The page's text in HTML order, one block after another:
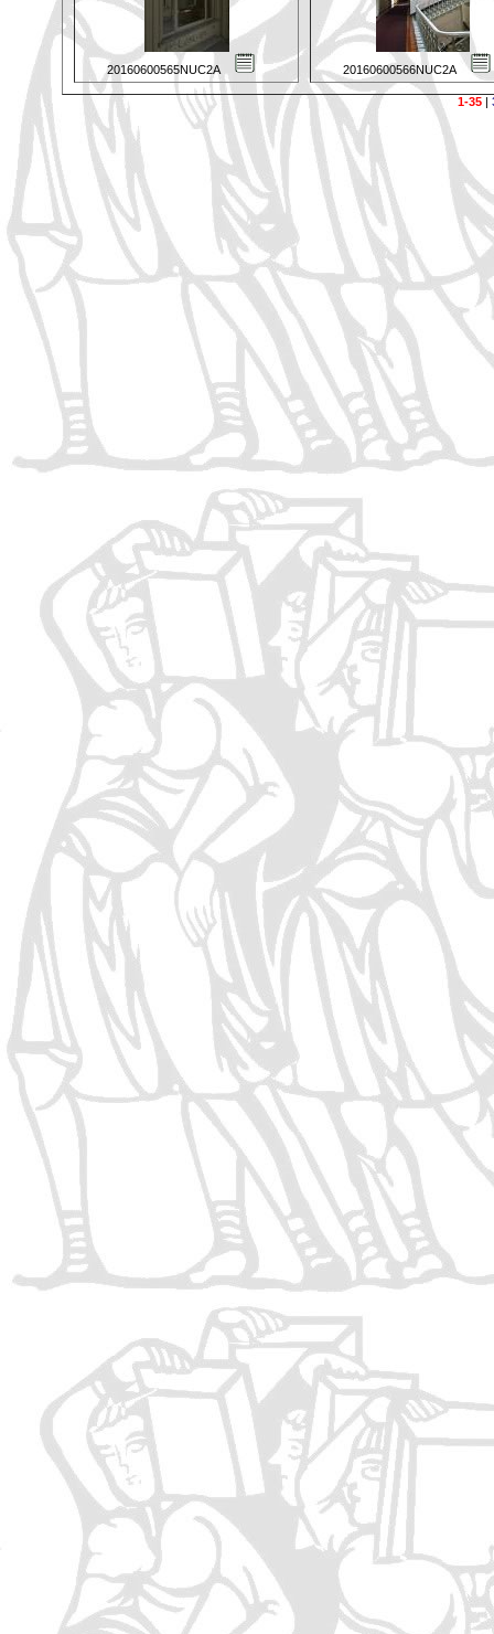
20160600565NUC2A 20160600566NUC2A
1-35|